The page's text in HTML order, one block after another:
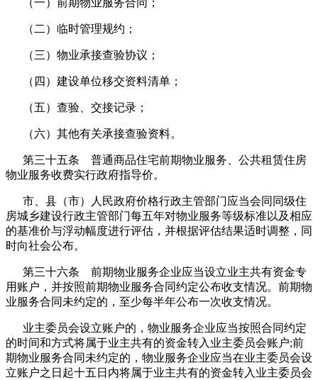
（二）临时管理规约；
（三）物业承接查验协议；
（四）建设单位移交资料清单；
（五）查验、交接记录；
（六）其他有关承接查验资料。
第三十五条 普通商品住宅前期物业服务、公共租赁住房
物业服务收费实行政府指导价。
市、县（市）人民政府价格行政主管部门应当会同同级住
房城乡建设行政主管部门每五年对物业服务等级标准以及相应
的基准价与浮动幅度进行评估，并根据评估结果适时调整，同
时向社会公布。
第三十六条 前期物业服务企业应当设立业主共有资金专
用账户，并按照前期物业服务合同约定公布收支情况。前期物
业服务合同未约定的，至少每半年公布一次收支情况。
业主委员会设立账户的，物业服务企业应当按照合同约定
的时间和方式将属于业主共有的资金转入业主委员会账户;前
期物业服务合同未约定的，物业服务企业应当在业主委员会设
立账户之日起十五日内将属于业主共有的资金转入业主委员会